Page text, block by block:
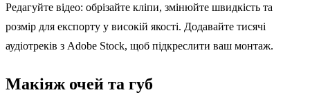
Редагуйте відео: обрізайте кліпи, змінюйте швидкість та
розмір для експорту у високій якості. Додавайте тисячі
аудіотреків з Adobe Stock, щоб підкреслити ваш монтаж.
Макіяж очей та губ